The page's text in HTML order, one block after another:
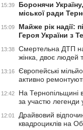
15:39
Боронячи
міської ради
15:09
Майже рік надії:
Героя України з
13:38
Смертельна ДТП
жінка, двоє людей
13:16
Європейські
активно
12:42
На Тернопільщині
за участю легенди
12:01
Драйвовий
квадроциклів на